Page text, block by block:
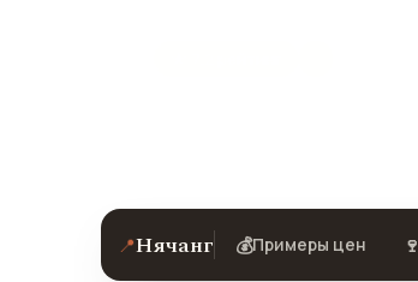
📍Нячанг 💰Примеры цен 🍷